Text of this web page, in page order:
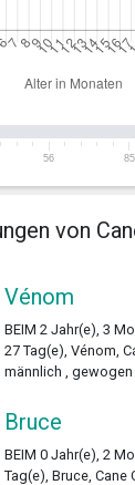
56 85
von
Vénom
BEIM 2 Jahr(e), 3
27 Tag(e), Vénom,
männlich , gewogen
Bruce
BEIM 0 Jahr(e), 2
Tag(e), Bruce, Cane